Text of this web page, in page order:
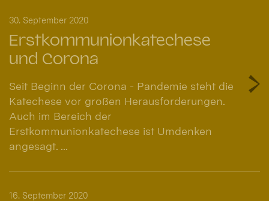
Erstkommunionkatechese
und Corona
30. September 2020
Seit Beginn der Corona - Pandemie steht die
Katechese vor großen Herausforderungen.
Auch im Bereich der
Erstkommunionkatechese ist Umdenken
angesagt. ...
16. September 2020